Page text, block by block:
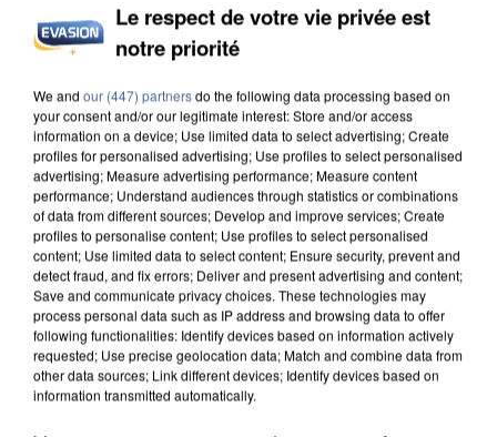
INCENDIES : L’ÎLE-DE-FRANCE LANCE UN ÉLAN
DE SOLIDARITÉ AVEC LES...
Le respect de votre vie privée est
notre priorité
We and our (447) partnersdo the following data processing based on
your consent and/or our legitimate interest: Store and/or access
information on a device; Use limited data to select advertising; Create
profiles for personalised advertising; Use profiles to select personalised
advertising; Measure advertising performance; Measure content
performance; Understand audiences through statistics or combinations
of data from different sources; Develop and improve services; Create
profiles to personalise content; Use profiles to select personalised
content; Use limited data to select content; Ensure security, prevent and
detect fraud, and fix errors; Deliver and present advertising and content;
Save and communicate privacy choices. These technologies may
process personal data such as IP address and browsing data to offer
following functionalities: Identify devices based on information actively
requested; Use precise geolocation data; Match and combine data from
other data sources; Link different devices; Identify devices based on
information transmitted automatically.